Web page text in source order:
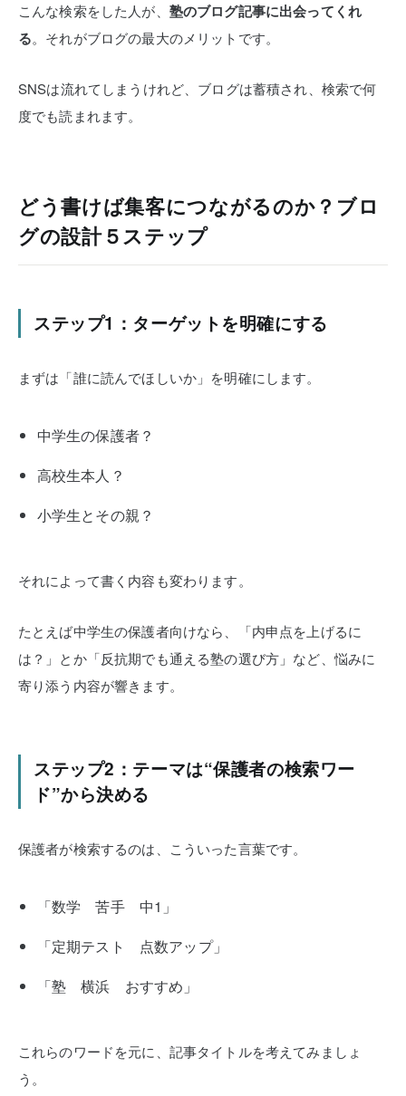
こんな検索をした人が、 塾のブログ記事に出会ってくれ
る。それがブログの最大のメリットです。
SNSは流れてしまうけれど、ブログは蓄積され、検索で何
度でも読まれます。
どう書けば集客につながるのか？ブロ
グの設計５ステップ
ステップ1：ターゲットを明確にする
まずは「誰に読んでほしいか」を明確にします。
中学生の保護者？
高校生本人？
小学生とその親？
それによって書く内容も変わります。
たとえば中学生の保護者向けなら、「内申点を上げるに
は？」とか「反抗期でも通える塾の選び方」など、悩みに
寄り添う内容が響きます。
ステップ2：テーマは“保護者の検索ワー
ド”から決める
保護者が検索するのは、こういった言葉です。
「数学 苦手 中1」
「定期テスト 点数アップ」
「塾 横浜 おすすめ」
これらのワードを元に、記事タイトルを考えてみましょ
う。